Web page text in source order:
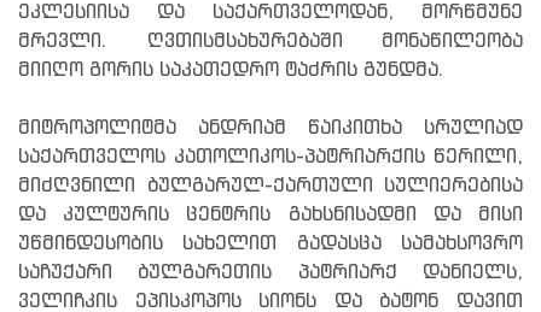
ეკლესიისა და საქართველოდან, მორწმუნე
მრევლი. ღვთისმსახურებაში მონაწილეობა
მიიღო გორის საკათედრო ტაძრის გუნდმა.
მიტროპოლიტმა ანდრიამ წაიკითხა სრულიად
საქართველოს კათოლიკოს-პატრიარქის წერილი,
მიძღვნილი ბულგარულ-ქართული სულიერებისა
და კულტურის ცენტრის გახსნისადმი და მისი
უწმინდესობის სახელით გადასცა სამახსოვრო
საჩუქარი ბულგარეთის პატრიარქ დანიელს,
ველიჩკის ეპისკოპოს სიონს და ბატონ დავით